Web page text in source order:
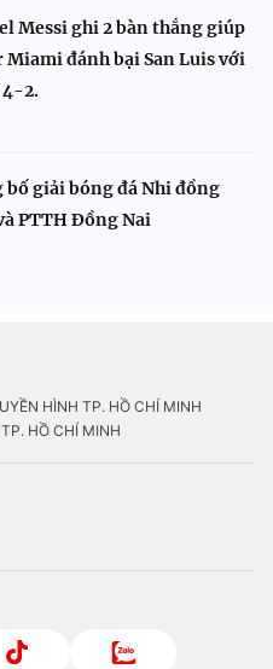
Messi ghi 2 bàn thắng giúp
đánh bại San Luis với
4-2.
bố giải bóng đá Nhi đồng
PTTH Đồng Nai
HÌNH TP. HỒ CHÍ MINH
HỒ CHÍ MINH